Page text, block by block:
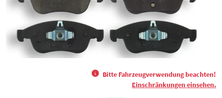
Bitte Fahrzeugverwendung beachten!
Einschränkungen einsehen.